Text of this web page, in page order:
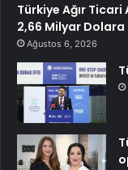
Türkiye Ağır Ticari
2,66 Milyar Dolara
Ağustos 6, 2026